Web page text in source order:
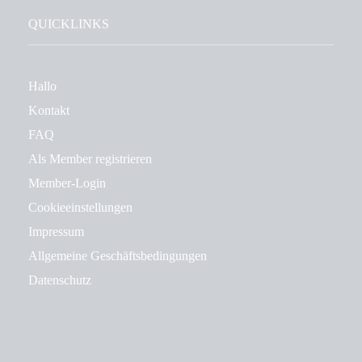
QUICKLINKS
Hallo
Kontakt
FAQ
Als Member registrieren
Member-Login
Cookieeinstellungen
Impressum
Allgemeine Geschäftsbedingungen
Datenschutz